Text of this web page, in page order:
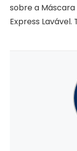
sobre a Máscara
Express